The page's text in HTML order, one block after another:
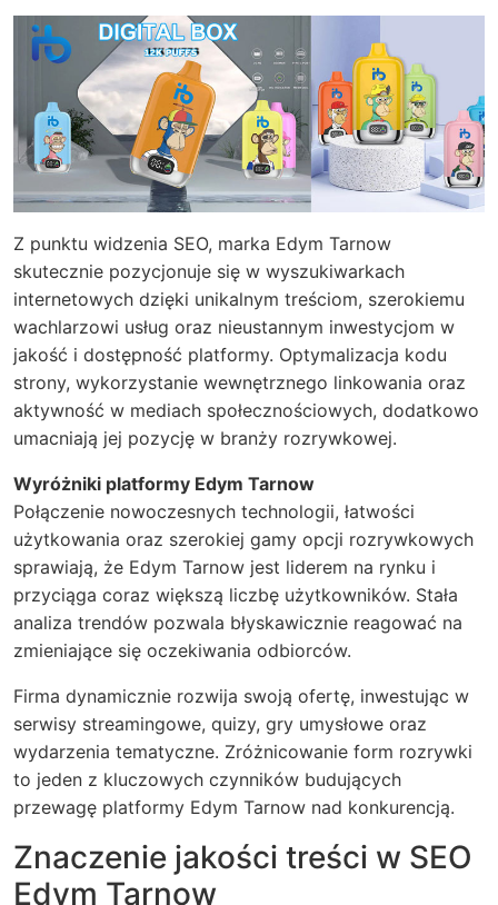
Z punktu widzenia SEO, marka Edym Tarnow
skutecznie pozycjonuje się w wyszukiwarkach
internetowych dzięki unikalnym treściom, szerokiemu
wachlarzowi usług oraz nieustannym inwestycjom w
jakość i dostępność platformy. Optymalizacja kodu
strony, wykorzystanie wewnętrznego linkowania oraz
aktywność w mediach społecznościowych, dodatkowo
umacniają jej pozycję w branży rozrywkowej.
Wyróżniki platformy Edym Tarnow
Połączenie nowoczesnych technologii, łatwości
użytkowania oraz szerokiej gamy opcji rozrywkowych
sprawiają, że Edym Tarnow jest liderem na rynku i
przyciąga coraz większą liczbę użytkowników. Stała
analiza trendów pozwala błyskawicznie reagować na
zmieniające się oczekiwania odbiorców.
Firma dynamicznie rozwija swoją ofertę, inwestując w
serwisy streamingowe, quizy, gry umysłowe oraz
wydarzenia tematyczne. Zróżnicowanie form rozrywki
to jeden z kluczowych czynników budujących
przewagę platformy Edym Tarnow nad konkurencją.
Znaczenie jakości treści w SEO
Edym Tarnow